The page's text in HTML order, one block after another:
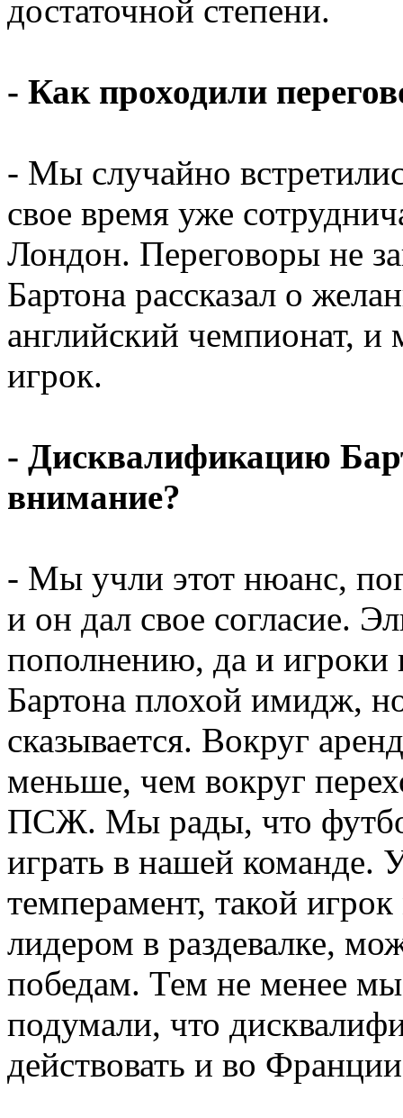
достаточной степени.
- Как проходили
- Мы случайно
свое время уже
Лондон. Переговоры не
Бартона рассказал о
английский чемпионат,
игрок.
- Дисквалификацию
внимание?
- Мы учли этот нюанс,
и он дал свое согласие.
пополнению, да и игроки
Бартона плохой имидж,
сказывается. Вокруг
меньше, чем вокруг
ПСЖ. Мы рады, что
играть в нашей команде.
темперамент, такой
лидером в раздевалке,
победам. Тем не менее
подумали, что
действовать и во